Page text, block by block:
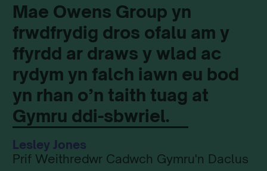
Mae Owens Group yn
frwdfrydig dros ofalu am y
ffyrdd ar draws y wlad ac
rydym yn falch iawn eu bod
yn rhan o’n taith tuag at
Gymru ddi-sbwriel.
Lesley Jones
Prif Weithredwr Cadwch Gymru'n Daclus